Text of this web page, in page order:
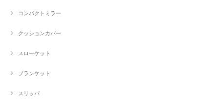
コンパクトミラー
クッションカバー
スローケット
ブランケット
スリッパ